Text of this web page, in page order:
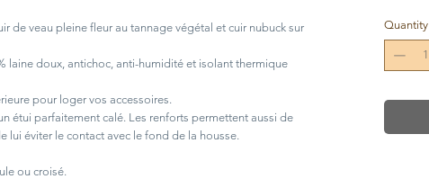
de veau pleine fleur au tannage végétal et cuir nubuck sur
laine doux, antichoc, anti-humidité et isolant thermique
pour loger vos accessoires.
étui parfaitement calé. Les renforts permettent aussi de
lui éviter le contact avec le fond de la housse.
ou croisé.
Quantity